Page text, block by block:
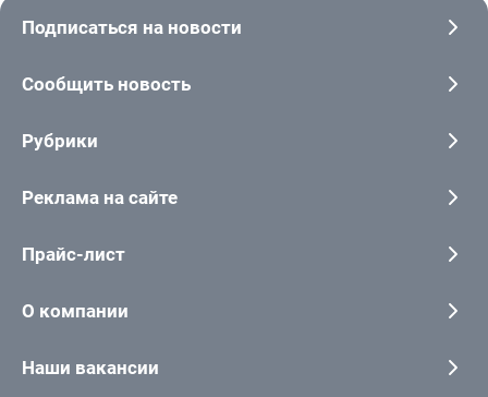
Подписаться на новости
Сообщить новость
Рубрики
Реклама на сайте
Прайс-лист
О компании
Наши вакансии